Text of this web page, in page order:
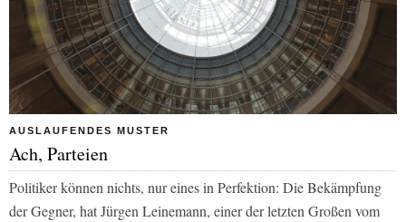
AUSLAUFENDES MUSTER
Ach, Parteien
Politiker können nichts, nur eines in Perfektion: Die Bekämpfung
der Gegner, hat Jürgen Leinemann, einer der letzten Großen vom